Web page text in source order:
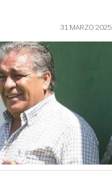
31 MARZO 2025